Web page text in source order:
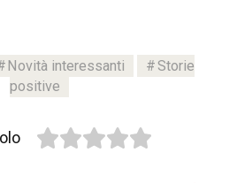
Novità interessanti
Storie
positive